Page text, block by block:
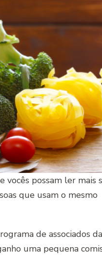
vocês possam ler mais
que usam o mesmo
de associados
uma pequena